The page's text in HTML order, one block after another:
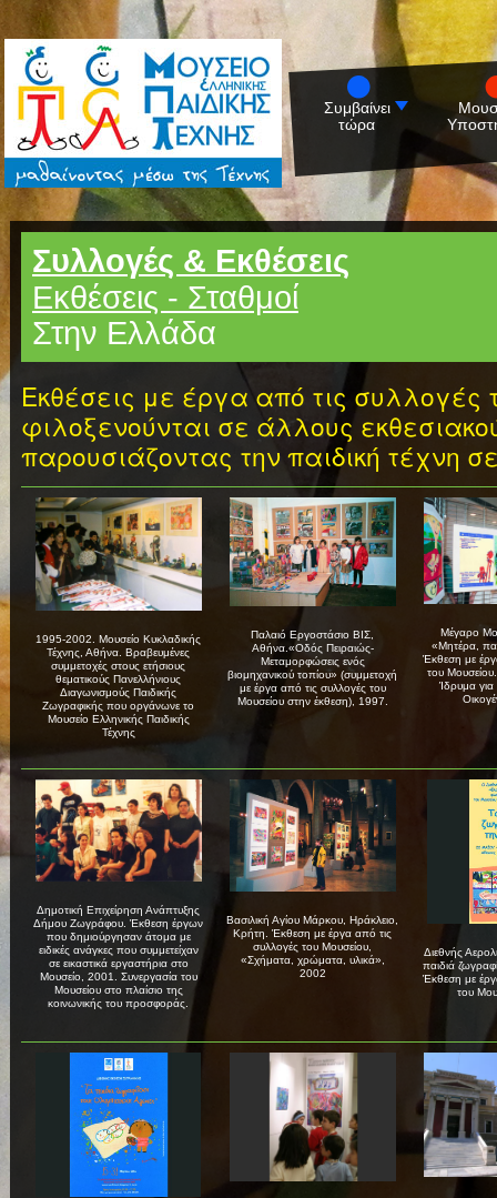
Συμβαίνει
τώρα
Συλλογές & Εκθέσεις
Εκθέσεις - Σταθμοί
Στην Ελλάδα
Εκθέσεις με έργα από τις συλλογές
φιλοξενούνται σε άλλους
παρουσιάζοντας την παιδική τέχνη
1995-2002. Μουσείο Κυκλαδικής
Τέχνης, Αθήνα. Βραβευμένες
συμμετοχές στους ετήσιους
θεματικούς Πανελλήνιους
Διαγωνισμούς Παιδικής
Ζωγραφικής που οργάνωνε το
Μουσείο Ελληνικής Παιδικής
Τέχνης
Παλαιό Εργοστάσιο ΒΙΣ,
Αθήνα.«Οδός Πειραιώς-
Μεταμορφώσεις ενός
βιομηχανικού τοπίου» (συμμετοχή
με έργα από τις συλλογές του
Μουσείου στην έκθεση), 1997.
Μέγαρο
«Μητέρα,
Έκθεση με
του
Ίδρυμα για
Δημοτική Επιχείρηση Ανάπτυξης
Δήμου Ζωγράφου. Έκθεση έργων
που δημιούργησαν άτομα με
ειδικές ανάγκες που συμμετείχαν
σε εικαστικά εργαστήρια στο
Μουσείο, 2001. Συνεργασία του
Μουσείου στο πλαίσιο της
κοινωνικής του προσφοράς.
Βασιλική Αγίου Μάρκου, Ηράκλειο,
Κρήτη. Έκθεση με έργα από τις
συλλογές του Μουσείου,
«Σχήματα, χρώματα, υλικά»,
2002
Διεθνής
παιδιά
Έκθεση με
του